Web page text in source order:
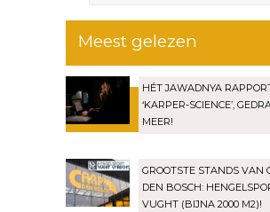
Meest gelezen
HÉT JAWADNYA
‘KARPER-SCIENCE’,
MEER!
GROOTSTE STANDS VAN
DEN BOSCH:
VUGHT (BIJNA 2000 M2)!